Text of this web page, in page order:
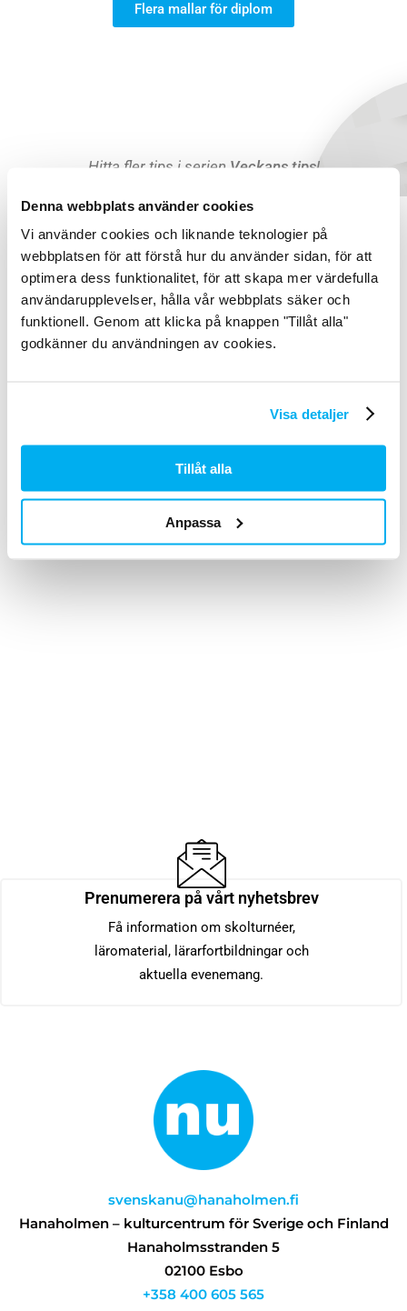
Denna webbplats använder cookies
Vi använder cookies och liknande teknologier på
webbplatsen för att förstå hur du använder sidan, för att
optimera dess funktionalitet, för att skapa mer värdefulla
användarupplevelser, hålla vår webbplats säker och
funktionell. Genom att klicka på knappen "Tillåt alla"
godkänner du användningen av cookies.
Visa detaljer
Tillåt alla
Anpassa
Flera mallar för diplom
Hitta fler tips i serien Veckans tips!
Prenumerera på vårt nyhetsbrev
Få information om skolturnéer,
läromaterial, lärarfortbildningar och
aktuella evenemang.
svenskanu@hanaholmen.fi
Hanaholmen – kulturcentrum för Sverige och Finland
Hanaholmsstranden 5
02100 Esbo
+358 400 605 565